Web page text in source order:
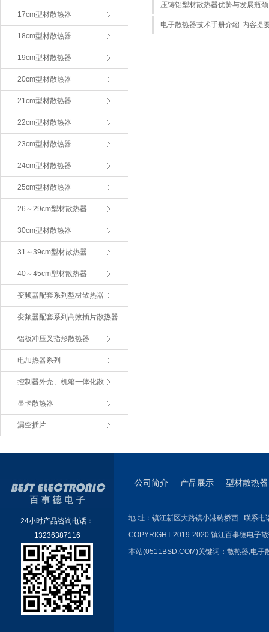
17cm型材散热器
18cm型材散热器
19cm型材散热器
20cm型材散热器
21cm型材散热器
22cm型材散热器
23cm型材散热器
24cm型材散热器
25cm型材散热器
26～29cm型材散热器
30cm型材散热器
31～39cm型材散热器
40～45cm型材散热器
变频器配套系列型材散热器
变频器配套系列高效插片散热器
铝板冲压叉指形散热器
电加热器系列
控制器外壳、机箱一体化散
显卡散热器
漏空插片
压铸铝型材散热器优势与发展瓶颈
电子散热器技术手册介绍-内容提
24小时产品咨询电话：
13236387116
公司简介 产品展示 型材散热器
地 址：镇江新区大路镇小港砖桥西 联系
COPYRIGHT 2019-2020 镇江百事德电子
本站(0511BSD.COM)关键词： 散热器,电子